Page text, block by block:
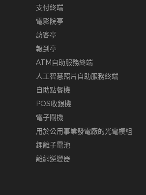
支付終端
電影院亭
訪客亭
報到亭
ATM自助服務終端
人工智慧照片自助服務終端
自助點餐機
POS收銀機
電子閘機
用於公用事業發電廠的光電模組
鋰離子電池
離網逆變器